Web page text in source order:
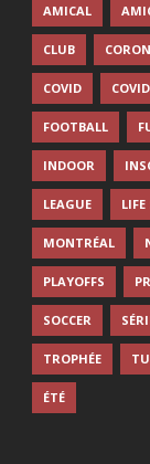
AMICAL
CLUB
COVID
FOOTBALL
INDOOR
LEAGUE LIFE
MONTRÉAL
PLAYOFFS
SOCCER
TROPHÉE
ÉTÉ